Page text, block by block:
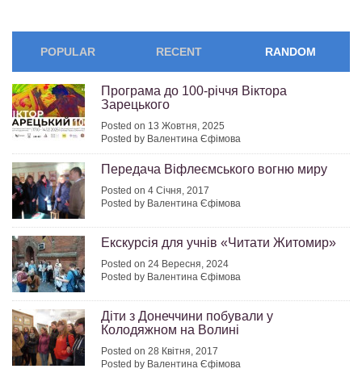
POPULAR RECENT RANDOM
Програма до 100-річчя Віктора
Зарецького
Posted on 13 Жовтня, 2025
Posted by Валентина Єфімова
Передача Віфлеємського вогню миру
Posted on 4 Січня, 2017
Posted by Валентина Єфімова
Екскурсія для учнів «Читати Житомир»
Posted on 24 Вересня, 2024
Posted by Валентина Єфімова
Діти з Донеччини побували у
Колодяжном на Волині
Posted on 28 Квітня, 2017
Posted by Валентина Єфімова